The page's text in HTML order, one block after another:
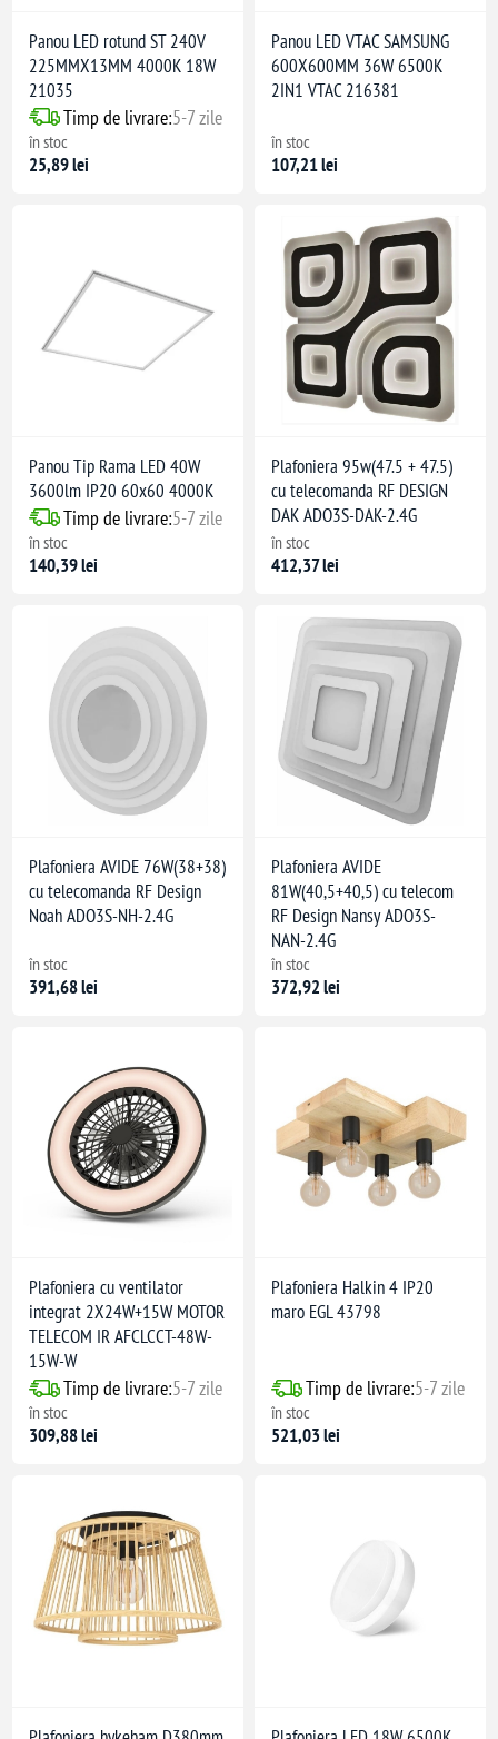
Panou LED rotund ST 240V
225MMX13MM 4000K 18W
21035
Timp de livrare:5-7 zile
în stoc
25,89 lei
Panou LED VTAC SAMSUNG
600X600MM 36W 6500K
2IN1 VTAC 216381
în stoc
107,21 lei
Panou Tip Rama LED 40W
3600lm IP20 60x60 4000K
Timp de livrare:5-7 zile
în stoc
140,39 lei
Plafoniera 95w(47.5 + 47.5)
cu telecomanda RF DESIGN
DAK ADO3S-DAK-2.4G
în stoc
412,37 lei
Plafoniera AVIDE 76W(38+38)
cu telecomanda RF Design
Noah ADO3S-NH-2.4G
în stoc
391,68 lei
Plafoniera AVIDE
81W(40,5+40,5) cu telecom
RF Design Nansy ADO3S-
NAN-2.4G
în stoc
372,92 lei
Plafoniera cu ventilator
integrat 2X24W+15W MOTOR
TELECOM IR AFCLCCT-48W-
15W-W
Timp de livrare:5-7 zile
în stoc
309,88 lei
Plafoniera Halkin 4 IP20
maro EGL 43798
Timp de livrare:5-7 zile
în stoc
521,03 lei